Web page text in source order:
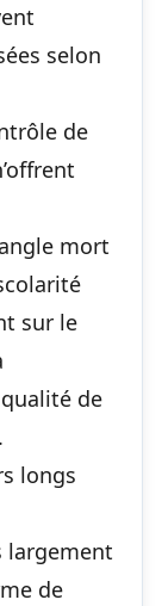
selon
de
mort
sur le
de
longs
largement
de